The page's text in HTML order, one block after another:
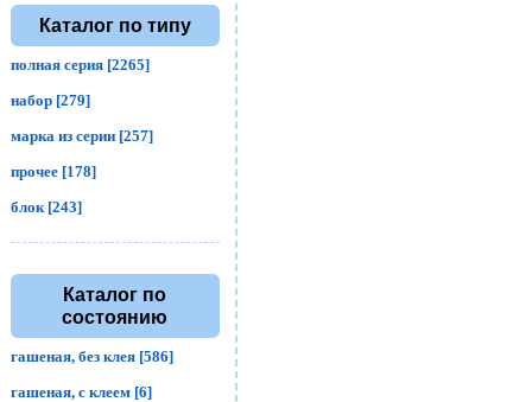
Каталог по типу
полная серия [2265]
набор [279]
марка из серии [257]
прочее [178]
блок [243]
Каталог по
состоянию
гашеная, без клея [586]
гашеная, с клеем [6]